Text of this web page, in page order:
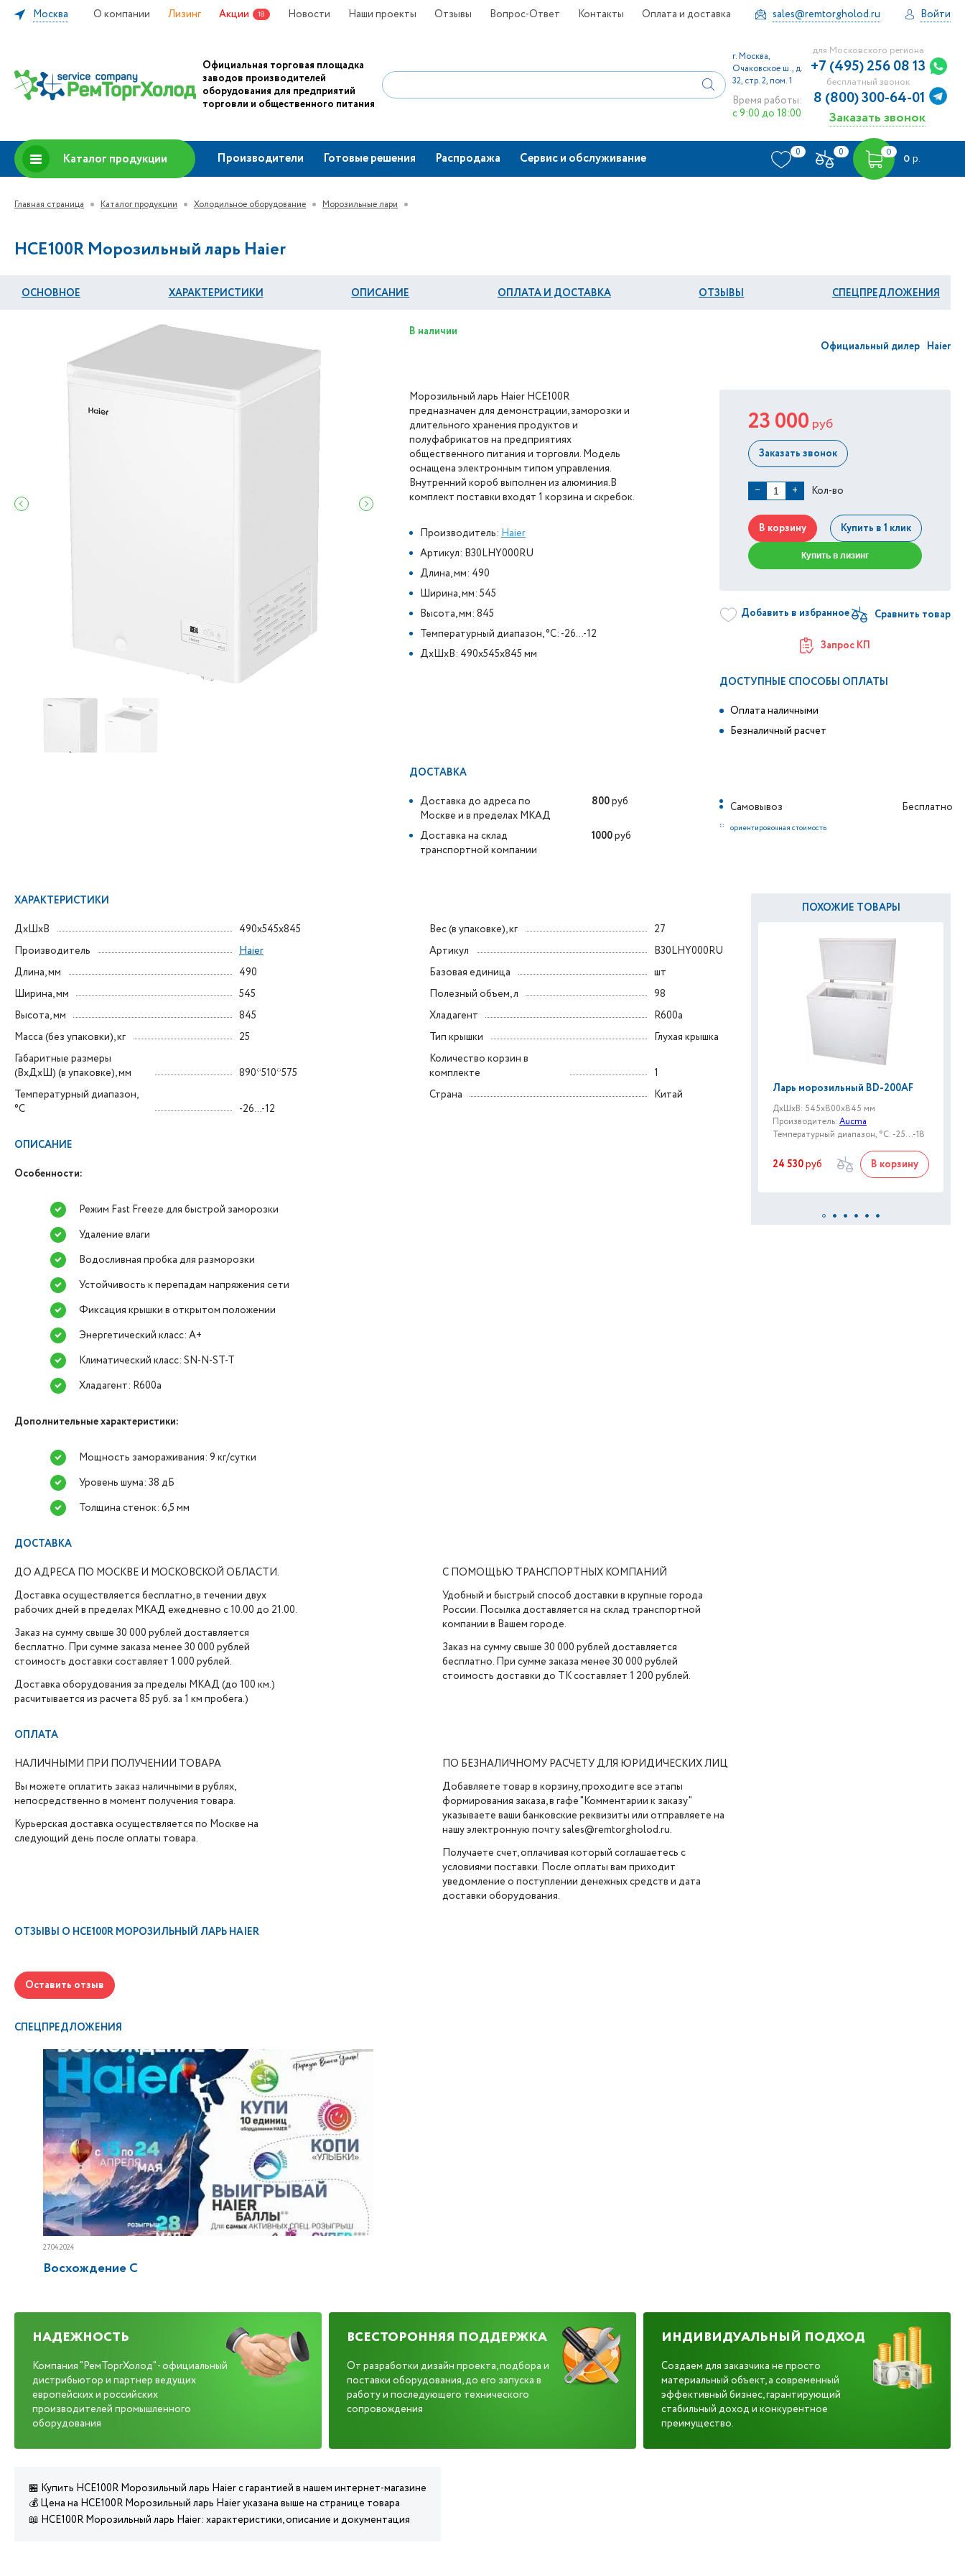
Москва О компании Лизинг Акции 18 Новости Наши проекты Отзывы Вопрос-Ответ Контакты Оплата и доставка sales@remtorgholod.ru Войти
Официальная торговая площадка
заводов производителей
оборудования для предприятий
торговли и общественного питания
г. Москва,
Очаковское ш., д.
32, стр. 2, пом. 1
Время работы:
с 9:00 до 18:00
для Московского региона
+7 (495) 256 08 13
бесплатный звонок
8 (800) 300-64-01
Заказать звонок
Каталог продукции Производители Готовые решения Распродажа Сервис и обслуживание 0 0 0
0 р.
Главная страница Каталог продукции Холодильное оборудование Морозильные лари
HCE100R Морозильный ларь Haier
ОСНОВНОЕ ХАРАКТЕРИСТИКИ ОПИСАНИЕ ОПЛАТА И ДОСТАВКА ОТЗЫВЫ СПЕЦПРЕДЛОЖЕНИЯ
В наличии
Официальный дилер Haier
Морозильный ларь Haier HCE100R
предназначен для демонстрации, заморозки и
длительного хранения продуктов и
полуфабрикатов на предприятиях
общественного питания и торговли. Модель
оснащена электронным типом управления.
Внутренний короб выполнен из алюминия.В
комплект поставки входят 1 корзина и скребок.
Производитель: Haier
Артикул: B30LHY000RU
Длина, мм: 490
Ширина, мм: 545
Высота, мм: 845
Температурный диапазон, °C: -26...-12
ДxШxВ: 490x545x845 мм
23 000 руб
Заказать звонок
− + Кол-во
В корзину Купить в 1 клик
Купить в лизинг
Добавить в избранное
Запрос КП
ДОСТУПНЫЕ СПОСОБЫ ОПЛАТЫ
Оплата наличными
Безналичный расчет
ДОСТАВКА
Доставка до адреса по
Москве и в пределах МКАД
800руб
Доставка на склад
транспортной компании
1000руб
Самовывоз
Бесплатно
* ориентировочная стоимость
ХАРАКТЕРИСТИКИ
ДxШxВ
490x545x845
Производитель
Haier
Длина, мм
490
Ширина, мм
545
Высота, мм
845
Масса (без упаковки), кг
25
Габаритные размеры
(ВxДxШ) (в упаковке), мм
890*510*575
Температурный диапазон,
°C
-26...-12
Вес (в упаковке), кг
27
Артикул
B30LHY000RU
Базовая единица
шт
Полезный объем, л
98
Хладагент
R600a
Тип крышки
Глухая крышка
Количество корзин в
комплекте
1
Страна
Китай
ОПИСАНИЕ
Особенности:
Режим Fast Freeze для быстрой заморозки
Удаление влаги
Водосливная пробка для разморозки
Устойчивость к перепадам напряжения сети
Фиксация крышки в открытом положении
Энергетический класс: А+
Климатический класс: SN-N-ST-T
Хладагент: R600a
Дополнительные характеристики:
Мощность замораживания: 9 кг/сутки
Уровень шума: 38 дБ
Толщина стенок: 6,5 мм
ДОСТАВКА
ДО АДРЕСА ПО МОСКВЕ И МОСКОВСКОЙ ОБЛАСТИ.
Доставка осуществляется бесплатно, в течении двух
рабочих дней в пределах МКАД ежедневно с 10.00 до 21.00.
Заказ на сумму свыше 30 000 рублей доставляется
бесплатно. При сумме заказа менее 30 000 рублей
стоимость доставки составляет 1 000 рублей.
Доставка оборудования за пределы МКАД (до 100 км.)
расчитывается из расчета 85 руб. за 1 км пробега.)
С ПОМОЩЬЮ ТРАНСПОРТНЫХ КОМПАНИЙ
Удобный и быстрый способ доставки в крупные города
России. Посылка доставляется на склад транспортной
компании в Вашем городе.
Заказ на сумму свыше 30 000 рублей доставляется
бесплатно. При сумме заказа менее 30 000 рублей
стоимость доставки до ТК составляет 1 200 рублей.
ОПЛАТА
НАЛИЧНЫМИ ПРИ ПОЛУЧЕНИИ ТОВАРА
Вы можете оплатить заказ наличными в рублях,
непосредственно в момент получения товара.
Курьерская доставка осуществляется по Москве на
следующий день после оплаты товара.
ПО БЕЗНАЛИЧНОМУ РАСЧЕТУ ДЛЯ ЮРИДИЧЕСКИХ ЛИЦ
Добавляете товар в корзину, проходите все этапы
формирования заказа, в гафе "Комментарии к заказу"
указываете ваши банковские реквизиты или отправляете на
нашу электронную почту sales@remtorgholod.ru.
Получаете счет, оплачивая который соглашаетесь с
условиями поставки. После оплаты вам приходит
уведомление о поступлении денежных средств и дата
доставки оборудования.
ОТЗЫВЫ О HCE100R МОРОЗИЛЬНЫЙ ЛАРЬ HAIER
Оставить отзыв
СПЕЦПРЕДЛОЖЕНИЯ
27.04.2024
Восхождение С
ПОХОЖИЕ ТОВАРЫ
Ларь морозильный BD-200AF
ДxШxВ: 545x800x845 мм
Производитель: Aucma
Температурный диапазон, °C: -25...-18
24 530руб В корзину
НАДЕЖНОСТЬ
Компания "РемТоргХолод" - официальный
дистрибьютор и партнер ведущих
европейских и российских
производителей промышленного
оборудования
ВСЕСТОРОННЯЯ ПОДДЕРЖКА
От разработки дизайн проекта, подбора и
поставки оборудования, до его запуска в
работу и последующего технического
сопровождения
ИНДИВИДУАЛЬНЫЙ ПОДХОД
Создаем для заказчика не просто
материальный объект, а современный
эффективный бизнес, гарантирующий
стабильный доход и конкурентное
преимущество.
🏪 Купить HCE100R Морозильный ларь Haier с гарантией в нашем интернет-магазине
💰 Цена на HCE100R Морозильный ларь Haier указана выше на странице товара
📖 HCE100R Морозильный ларь Haier: характеристики, описание и документация